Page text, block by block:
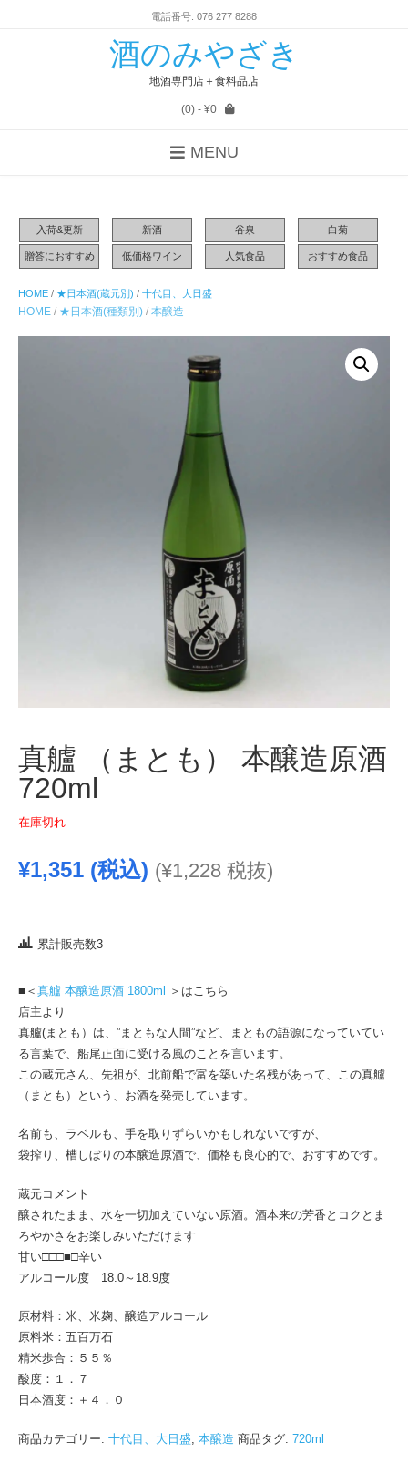
電話番号: 076 277 8288
酒のみやざき
地酒専門店＋食料品店
(0)- ¥0
MENU
入荷&更新 新酒 谷泉 白菊
贈答におすすめ 低価格ワイン 人気食品 おすすめ食品
HOME / ★日本酒(蔵元別) / 十代目、大日盛
HOME / ★日本酒(種類別) / 本醸造
真艫 （まとも） 本醸造原酒
720ml
在庫切れ
¥1,351 (税込) (¥1,228 税抜)
累計販売数3
■＜ 真艫 本醸造原酒 1800ml ＞はこちら
店主より
真艫(まとも）は、”まともな人間”など、まともの語源になっていてい
る言葉で、船尾正面に受ける風のことを言います。
この蔵元さん、先祖が、北前船で富を築いた名残があって、この真艫
（まとも）という、お酒を発売しています。
名前も、ラベルも、手を取りずらいかもしれないですが、
袋搾り、槽しぼりの本醸造原酒で、価格も良心的で、おすすめです。
蔵元コメント
醸されたまま、水を一切加えていない原酒。酒本来の芳香とコクとま
ろやかさをお楽しみいただけます
甘い□□□■□辛い
アルコール度 18.0～18.9度
原材料：米、米麹、醸造アルコール
原料米：五百万石
精米歩合：５５％
酸度：１．７
日本酒度：＋４．０
商品カテゴリー: 十代目、大日盛 本醸造 商品タグ: 720ml